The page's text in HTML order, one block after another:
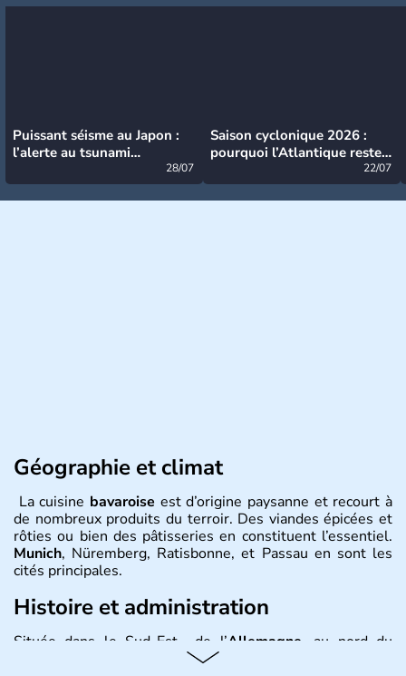
Puissant séisme au Japon :
l’alerte au tsunami
28/07
Saison cyclonique 2026 :
pourquoi l’Atlantique reste
22/07
Géographie et climat
La cuisine bavaroise est d’origine paysanne et recourt à
de nombreux produits du terroir. Des viandes épicées et
rôties ou bien des pâtisseries en constituent l’essentiel.
Munich, Nüremberg, Ratisbonne, et Passau en sont les
cités principales.
Histoire et administration
Située dans le Sud-Est de l’Allemagne , au nord du
fait partie des seize